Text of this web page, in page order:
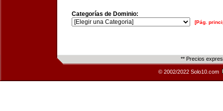
Categorías de Dominio:
[Pág.
** Precios
© 2002/2022 Solo10.com